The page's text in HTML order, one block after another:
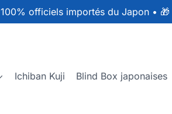
officiels importés du Japon •
Ichiban Kuji Blind Box japonaises